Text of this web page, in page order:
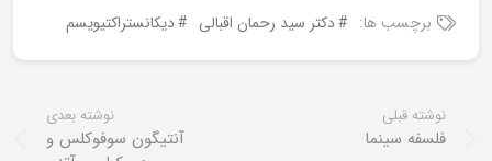
برچسب ها: دکتر سید رحمان اقبالی دیکانستراکتیویسم
نوشته قبلی
فلسفه سینما
نوشته بعدی
آنتیگون سوفوکلس و